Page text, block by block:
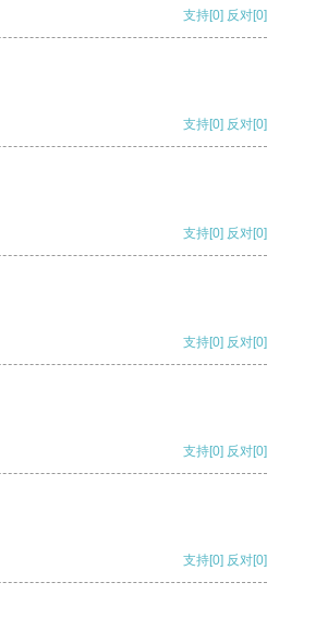
支持[0] 反对[0]
支持[0] 反对[0]
支持[0] 反对[0]
支持[0] 反对[0]
支持[0] 反对[0]
支持[0] 反对[0]